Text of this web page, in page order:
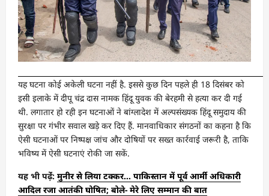
यह घटना कोई अकेली घटना नहीं है. इससे कुछ दिन पहले ही 18 दिसंबर को
इसी इलाके में दीपू चंद्र दास नामक हिंदू युवक की बेरहमी से हत्या कर दी गई
थी. लगातार हो रही इन घटनाओं ने बांग्लादेश में अल्पसंख्यक हिंदू समुदाय की
सुरक्षा पर गंभीर सवाल खड़े कर दिए हैं. मानवाधिकार संगठनों का कहना है कि
ऐसी घटनाओं पर निष्पक्ष जांच और दोषियों पर सख्त कार्रवाई जरूरी है, ताकि
भविष्य में ऐसी घटनाएं रोकी जा सकें.
यह भी पढ़ेंं: मुनीर से लिया टक्कर… पाकिस्तान में पूर्व आर्मी अधिकारी
आदिल रजा आतंकी घोषित; बोले- मेरे लिए सम्मान की बात